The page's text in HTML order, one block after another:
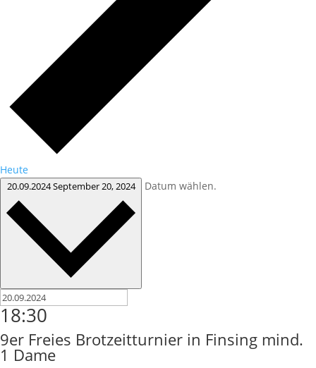
Heute
20.09.2024September 20, 2024 Datum wählen.
18:30
9er Freies Brotzeitturnier in Finsing mind.
1 Dame